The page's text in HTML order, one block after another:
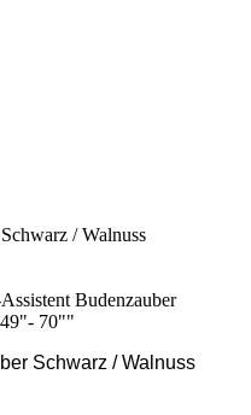
/ Walnuss
Budenzauber
49"- 70""
Schwarz / Walnuss